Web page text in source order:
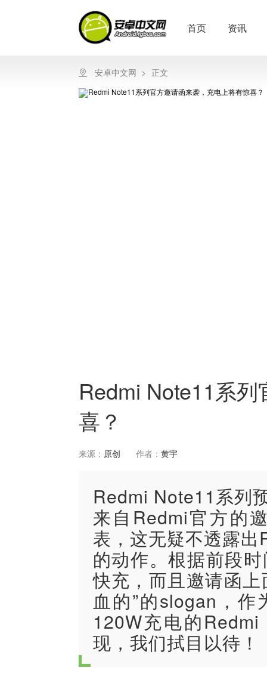
首页 资讯
安卓中文网 > 正文
Redmi Note11系
喜？
来源： 原创 作者： 黄宇
Redmi Note11系列
来自Redmi官方的
表，这无疑不透露
的动作。根据前段
快充，而且邀请函
血的”的slogan，
120W充电的
现，我们拭目以待！